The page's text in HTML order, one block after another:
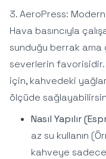
3. AeroPress:
Hava basıncıyla
sunduğu berrak
severlerin favorisidir.
için, kahvedeki
ölçüde
Nasıl Yapılır
az su kullanın
kahveye